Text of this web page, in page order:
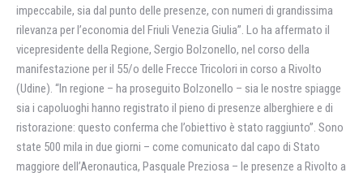
impeccabile, sia dal punto delle presenze, con numeri di grandissima
rilevanza per l’economia del Friuli Venezia Giulia”. Lo ha affermato il
vicepresidente della Regione, Sergio Bolzonello, nel corso della
manifestazione per il 55/o delle Frecce Tricolori in corso a Rivolto
(Udine). “In regione – ha proseguito Bolzonello – sia le nostre spiagge
sia i capoluoghi hanno registrato il pieno di presenze alberghiere e di
ristorazione: questo conferma che l’obiettivo è stato raggiunto”. Sono
state 500 mila in due giorni – come comunicato dal capo di Stato
maggiore dell’Aeronautica, Pasquale Preziosa – le presenze a Rivolto a